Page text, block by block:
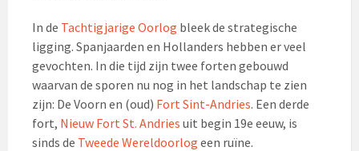
In de Tachtigjarige Oorlog bleek de strategische
ligging. Spanjaarden en Hollanders hebben er veel
gevochten. In die tijd zijn twee forten gebouwd
waarvan de sporen nu nog in het landschap te zien
zijn: De Voorn en (oud) Fort Sint-Andries. Een derde
fort, Nieuw Fort St. Andries uit begin 19e eeuw, is
sinds de Tweede Wereldoorlog een ruïne.